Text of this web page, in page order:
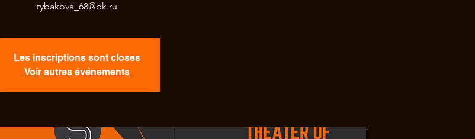
rybakova_68@bk.ru
Les inscriptions sont closes
Voir autres événements